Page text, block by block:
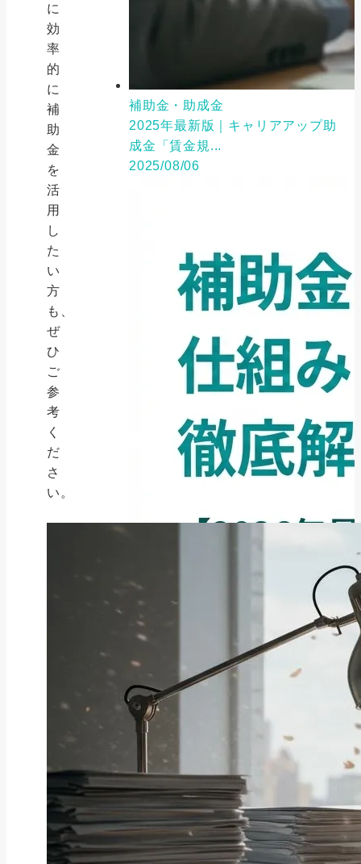
に
効
率
的
に
補
助
金
を
活
用
し
た
い
方
も、
ぜ
ひ
ご
参
考
く
だ
さ
い。
補助金・助成金
2025年最新版｜キャリアアップ助
成金「賃金規...
2025/08/06
補助金・助成金
2026年最新版｜補助金の「内示」
とは？仕組み...